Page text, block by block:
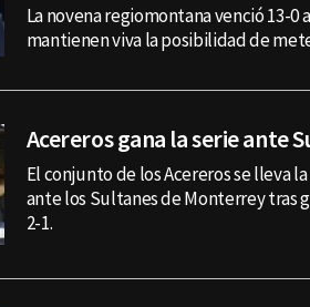
La novena regiomontana venció 13-0
mantienen viva la posibilidad de
Acereros gana la serie ante
El conjunto de los Acereros se lleva
ante los Sultanes de Monterrey tras
2-1.